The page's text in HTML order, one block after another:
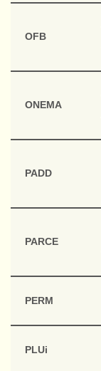
OFB
ONEMA
PADD
PARCE
PERM
PLUi